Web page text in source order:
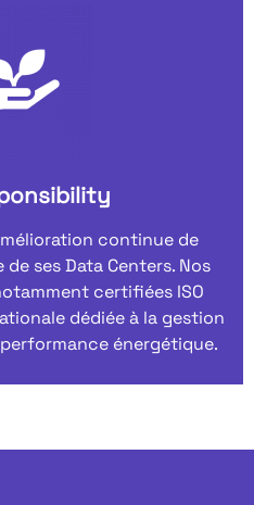
continue de
ses Data Centers. Nos
certifiées ISO
dédiée à la gestion
énergétique.